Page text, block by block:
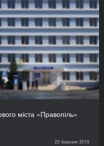
міста «Правопіль»
23 березня 2019